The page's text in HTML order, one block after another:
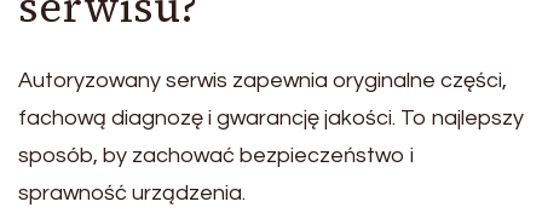
Autoryzowany serwis zapewnia oryginalne części,
fachową diagnozę i gwarancję jakości. To najlepszy
sposób, by zachować bezpieczeństwo i
sprawność urządzenia.